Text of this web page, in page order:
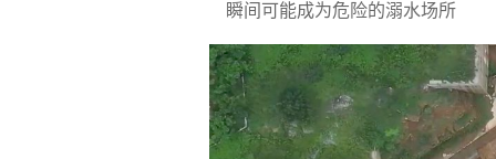
瞬间可能成为危险的溺水场所